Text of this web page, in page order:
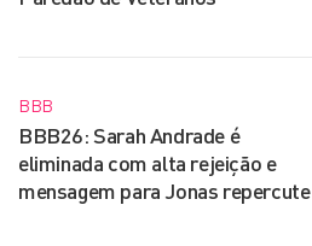
BBB
BBB26: Sarah Andrade é
eliminada com alta rejeição e
mensagem para Jonas repercute